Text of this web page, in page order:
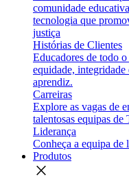
comunidade
tecnologia que
justiça
Histórias de Clientes
Educadores de todo
equidade,
aprendiz.
Carreiras
Explore as vagas de
talentosas equipas de
Liderança
Conheça a equipa de
Produtos
close